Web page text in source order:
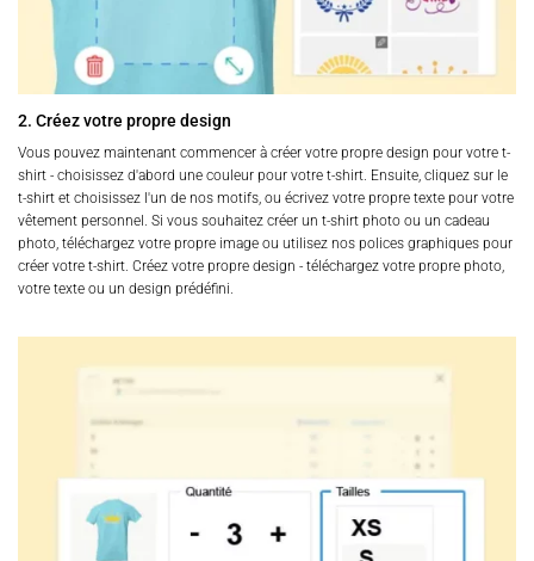
2. Créez votre propre design
Vous pouvez maintenant commencer à créer votre propre design pour votre t-
shirt - choisissez d'abord une couleur pour votre t-shirt. Ensuite, cliquez sur le
t-shirt et choisissez l'un de nos motifs, ou écrivez votre propre texte pour votre
vêtement personnel. Si vous souhaitez créer un t-shirt photo ou un cadeau
photo, téléchargez votre propre image ou utilisez nos polices graphiques pour
créer votre t-shirt. Créez votre propre design - téléchargez votre propre photo,
votre texte ou un design prédéfini.